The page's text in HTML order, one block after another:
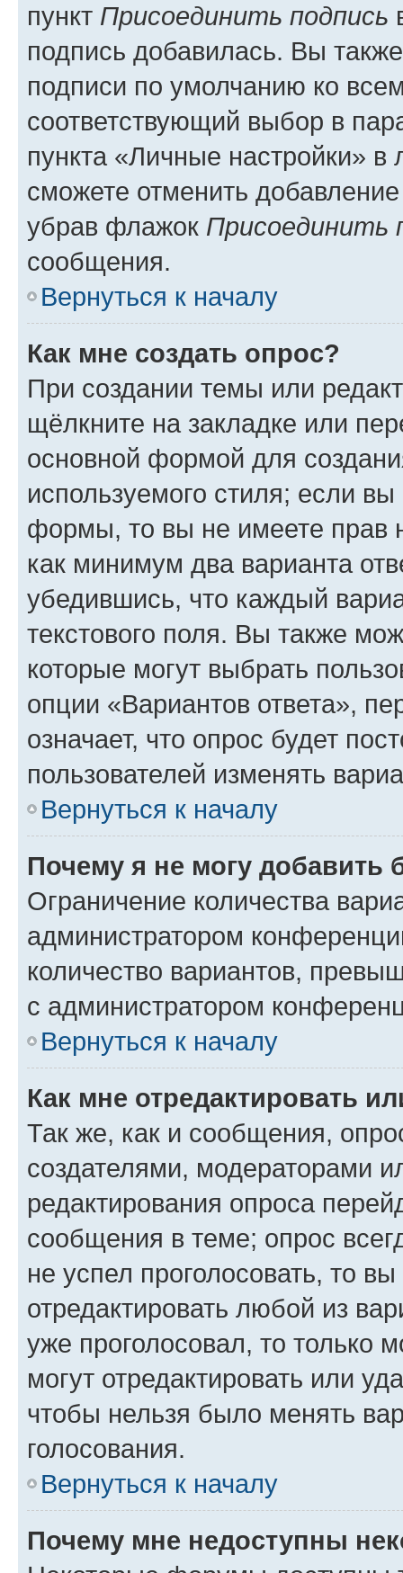
пункт Присоединить подпись
подпись добавилась. Вы
подписи по умолчанию ко
соответствующий выбор в
пункта «Личные настройки»
сможете отменить
убрав флажок Присоединить
сообщения.
Вернуться к началу
Как мне создать опрос?
При создании темы или
щёлкните на закладке или
основной формой для
используемого стиля; если
формы, то вы не имеете прав
как минимум два варианта
убедившись, что каждый
текстового поля. Вы также
которые могут выбрать
опции «Вариантов ответа»,
означает, что опрос будет
пользователей изменять
Вернуться к началу
Почему я не могу добавить
Ограничение количества
администратором
количество вариантов,
с администратором
Вернуться к началу
Как мне отредактировать
Так же, как и сообщения,
создателями, модераторами
редактирования опроса
сообщения в теме; опрос
не успел проголосовать, то
отредактировать любой из
уже проголосовал, то только
могут отредактировать или
чтобы нельзя было менять
голосования.
Вернуться к началу
Почему мне недоступны